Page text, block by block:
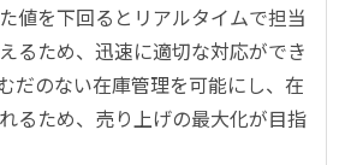
値を下回るとリアルタイムで担当
るため、迅速に適切な対応ができ
だのない在庫管理を可能にし、在
るため、売り上げの最大化が目指